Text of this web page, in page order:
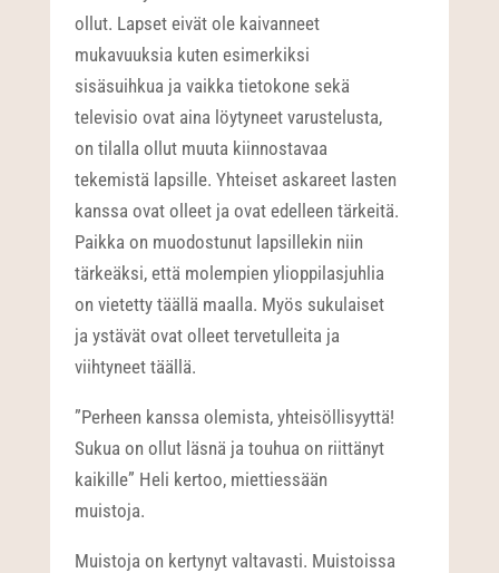
ollut. Lapset eivät ole kaivanneet
mukavuuksia kuten esimerkiksi
sisäsuihkua ja vaikka tietokone sekä
televisio ovat aina löytyneet varustelusta,
on tilalla ollut muuta kiinnostavaa
tekemistä lapsille. Yhteiset askareet lasten
kanssa ovat olleet ja ovat edelleen tärkeitä.
Paikka on muodostunut lapsillekin niin
tärkeäksi, että molempien ylioppilasjuhlia
on vietetty täällä maalla. Myös sukulaiset
ja ystävät ovat olleet tervetulleita ja
viihtyneet täällä.
”Perheen kanssa olemista, yhteisöllisyyttä!
Sukua on ollut läsnä ja touhua on riittänyt
kaikille” Heli kertoo, miettiessään
muistoja.
Muistoja on kertynyt valtavasti. Muistoissa